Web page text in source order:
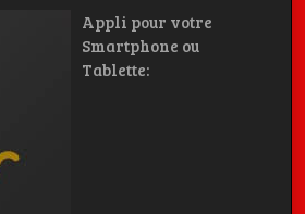
Appli pour votre
Smartphone ou
Tablette: